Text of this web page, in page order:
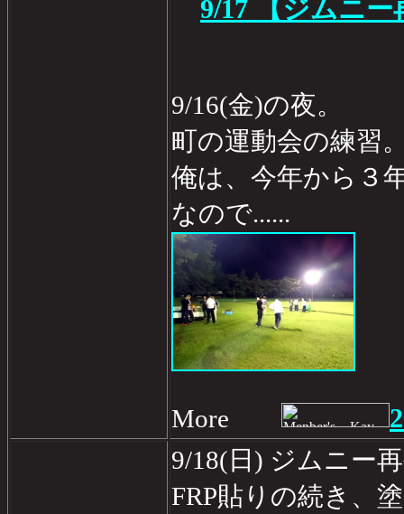
9/17 【ジムニー
9/16(金)の夜。
町の運動会の練習
俺は、今年から３
なので......
More
9/18(日) ジムニー
FRP貼りの続き、